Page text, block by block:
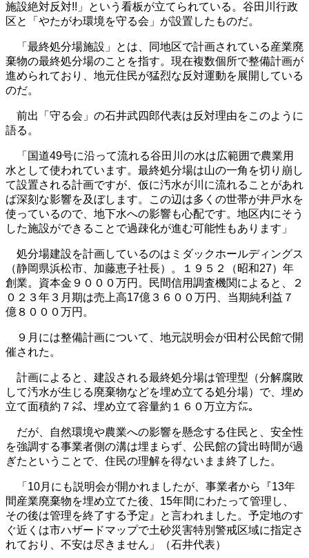
施設絶対反対!!」という看板が立てられている。谷田川行政
区と「やたがわ環境を守る会」が設置したものだ。
「最終処分場施設」とは、同地区で計画されている産業廃
棄物の最終処分場のことを指す。現在複数個所で整備計画が
進められており、地元住民が猛烈な反対運動を展開している
のだ。
前出「守る会」の石井武四郎代表は反対理由をこのように
語る。
「国道49号に沿って流れる谷田川の水は広範囲で農業用
水として使われています。最終処分場は山の一角を切り崩し
て設置される計画ですが、仮に汚水が川に流れることがあれ
ば深刻な影響を及ぼします。この辺は多くの世帯が井戸水を
使っているので、地下水への影響も心配です。地区内にそう
した施設ができることで過疎化が進む可能性もあります」
処分場建設を計画しているのはミダックホールディングス
（静岡県浜松市、加藤恵子社長）。１９５２（昭和27）年
創業。資本金９０００万円。民間信用調査機関によると、２
０２３年３月期は売上高17億３６００万円、当期純利益７
億８０００万円。
９月には整備計画について、地元説明会が田村公民館で開
催された。
計画によると、建設される最終処分場は管理型（分解腐敗
して汚水が生じる廃棄物などを埋め立てる処分場）で、埋め
立て面積約７㌶、埋め立て容量約１６０万立方㍍。
だが、自然環境や農業への影響を懸念する住民と、安全性
を強調する事業者側の溝は埋まらず、公民館の貸出時間が過
ぎたということで、住民の理解を得ないまま終了した。
「10月にも説明会が開かれましたが、事業者から『13年
間産業廃棄物を埋め立てた後、15年間にわたって管理し、
その後は管理を終了する予定』と言われました。予定地のす
ぐ近くは市ハザードマップで土砂災害特別警戒区域に指定さ
れており、不安は尽きません」（石井代表）